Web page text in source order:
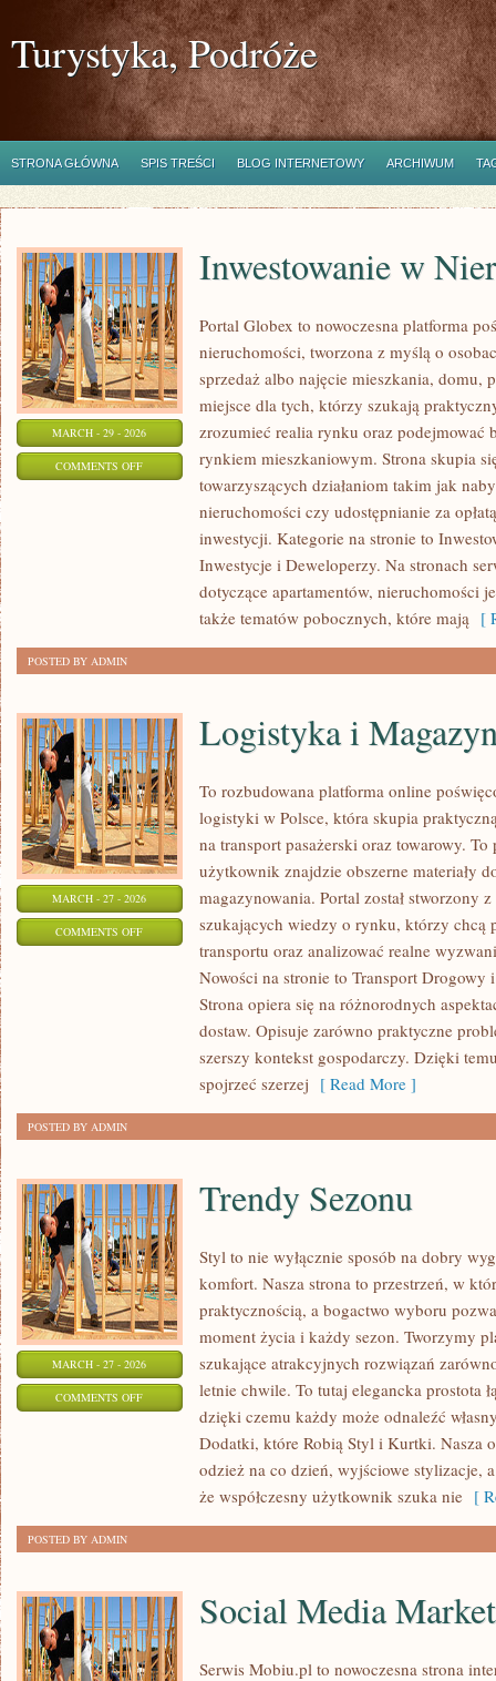
Turystyka, Podróże
STRONA GŁÓWNA SPIS TREŚCI BLOG INTERNETOWY ARCHIWUM
MARCH - 29 - 2026
COMMENTS OFFON
INWESTOWANIE
NIERUCHOMOŚCI
Inwestowanie w
Portal Globex to nowoczesna platforma
nieruchomości, tworzona z myślą o
sprzedaż albo najęcie mieszkania, domu,
miejsce dla tych, którzy szukają
zrozumieć realia rynku oraz podejmować
rynkiem mieszkaniowym. Strona skupia
towarzyszących działaniom takim jak
nieruchomości czy udostępnianie za
inwestycji. Kategorie na stronie to
Inwestycje i Deweloperzy. Na stronach
dotyczące apartamentów, nieruchomości
także tematów pobocznych, które mają [
POSTED BY ADMIN
MARCH - 27 - 2026
COMMENTS OFFON
LOGISTYKA
MAGAZYNOWANIE
Logistyka i
To rozbudowana platforma online
logistyki w Polsce, która skupia
na transport pasażerski oraz towarowy.
użytkownik znajdzie obszerne materiały
magazynowania. Portal został stworzony
szukających wiedzy o rynku, którzy chcą
transportu oraz analizować realne
Nowości na stronie to Transport Drogowy
Strona opiera się na różnorodnych
dostaw. Opisuje zarówno praktyczne
szerszy kontekst gospodarczy. Dzięki
spojrzeć szerzej [ Read More ]
POSTED BY ADMIN
MARCH - 27 - 2026
COMMENTS OFFON
Trendy Sezonu
Styl to nie wyłącznie sposób na dobry
komfort. Nasza strona to przestrzeń, w
praktycznością, a bogactwo wyboru
moment życia i każdy sezon. Tworzymy
szukające atrakcyjnych rozwiązań
letnie chwile. To tutaj elegancka prostota
dzięki czemu każdy może odnaleźć
Dodatki, które Robią Styl i Kurtki. Nasza
odzież na co dzień, wyjściowe stylizacje,
że współczesny użytkownik szuka nie [
POSTED BY ADMIN
Social Media
Serwis Mobiu.pl to nowoczesna strona